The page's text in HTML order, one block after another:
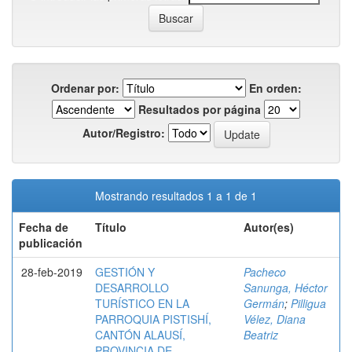
Ordenar por:
En orden:
Resultados por página
Autor/Registro:
Mostrando resultados 1 a 1 de 1
Fecha de
publicación
Título Autor(es)
28-feb-2019
GESTIÓN Y
DESARROLLO
TURÍSTICO EN LA
PARROQUIA PISTISHÍ,
CANTÓN ALAUSÍ,
Pacheco
Sanunga, Héctor
Germán; Pilligua
Vélez, Diana
Beatriz